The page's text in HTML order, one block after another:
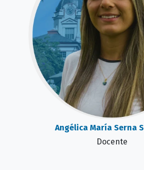
Angélica María Serna
Docente